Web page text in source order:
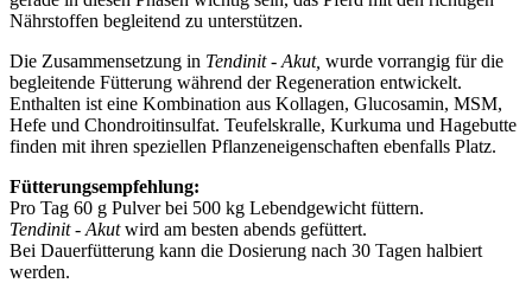
Nährstoffen begleitend zu unterstützen.
Die Zusammensetzung in Tendinit - Akut, wurde vorrangig für die
begleitende Fütterung während der Regeneration entwickelt.
Enthalten ist eine Kombination aus Kollagen, Glucosamin, MSM,
Hefe und Chondroitinsulfat. Teufelskralle, Kurkuma und Hagebutte
finden mit ihren speziellen Pflanzeneigenschaften ebenfalls Platz.
Fütterungsempfehlung:
Pro Tag 60 g Pulver bei 500 kg Lebendgewicht füttern.
Tendinit - Akutwird am besten abends gefüttert.
Bei Dauerfütterung kann die Dosierung nach 30 Tagen halbiert
werden.